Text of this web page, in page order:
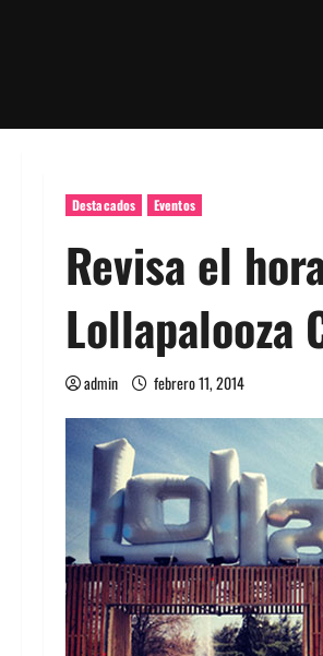
Destacados Eventos
Revisa el
Lollapalooza
admin febrero 11, 2014